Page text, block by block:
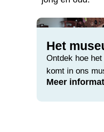
Het
Ontdek hoe
komt in ons
Meer